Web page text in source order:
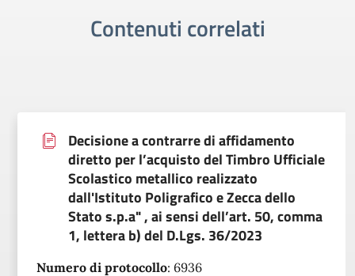
Contenuti correlati
Decisione a contrarre di affidamento
diretto per l’acquisto del Timbro Ufficiale
Scolastico metallico realizzato
dall'Istituto Poligrafico e Zecca dello
Stato s.p.a" , ai sensi dell’art. 50, comma
1, lettera b) del D.Lgs. 36/2023
Numero di protocollo: 6936